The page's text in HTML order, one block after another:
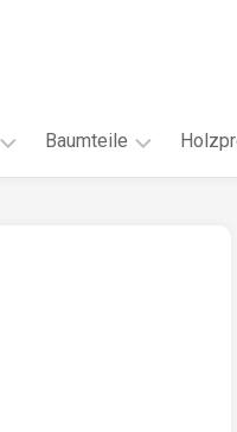
Baumteile